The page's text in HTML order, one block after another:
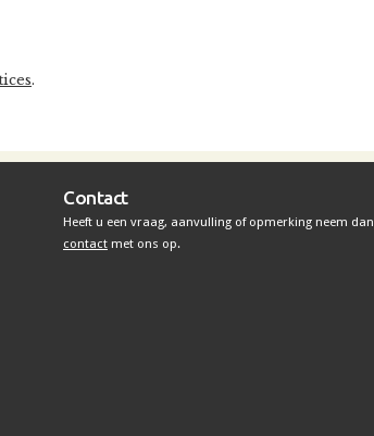
.
Contact
Heeft u een vraag, aanvulling of opmerking neem dan
contact met ons op.